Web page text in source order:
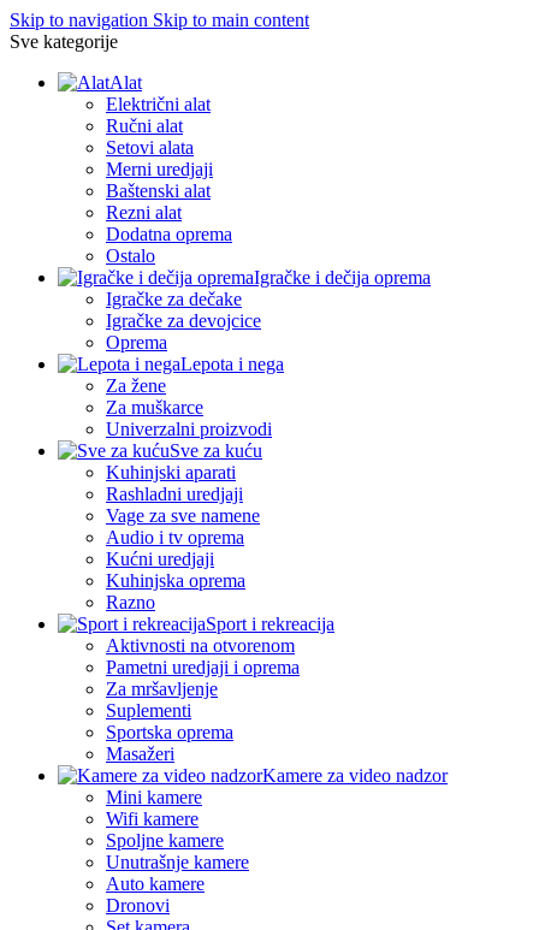
Skip to navigation Skip to main content
Sve kategorije
Alat
Električni alat
Ručni alat
Setovi alata
Merni uredjaji
Baštenski alat
Rezni alat
Dodatna oprema
Ostalo
Igračke i dečija oprema
Igračke za dečake
Igračke za devojcice
Oprema
Lepota i nega
Za žene
Za muškarce
Univerzalni proizvodi
Sve za kuću
Kuhinjski aparati
Rashladni uredjaji
Vage za sve namene
Audio i tv oprema
Kućni uredjaji
Kuhinjska oprema
Razno
Sport i rekreacija
Aktivnosti na otvorenom
Pametni uredjaji i oprema
Za mršavljenje
Suplementi
Sportska oprema
Masažeri
Kamere za video nadzor
Mini kamere
Wifi kamere
Spoljne kamere
Unutrašnje kamere
Auto kamere
Dronovi